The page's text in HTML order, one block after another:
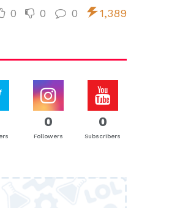
0 0 0 1,389
0
Followers
0
Subscribers